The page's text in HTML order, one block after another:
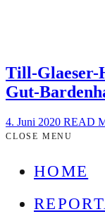
Till-Glaeser-
Gut-
4. Juni 2020 READ
CLOSE MENU
HOME